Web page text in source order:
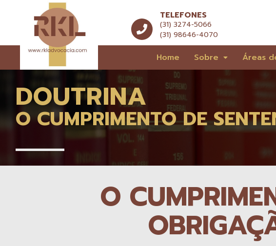
TELEFONES
(31) 3274-5066
(31) 98646-4070
Home Sobre Áreas
DOUTRINA
O CUMPRIMENTO DE
O